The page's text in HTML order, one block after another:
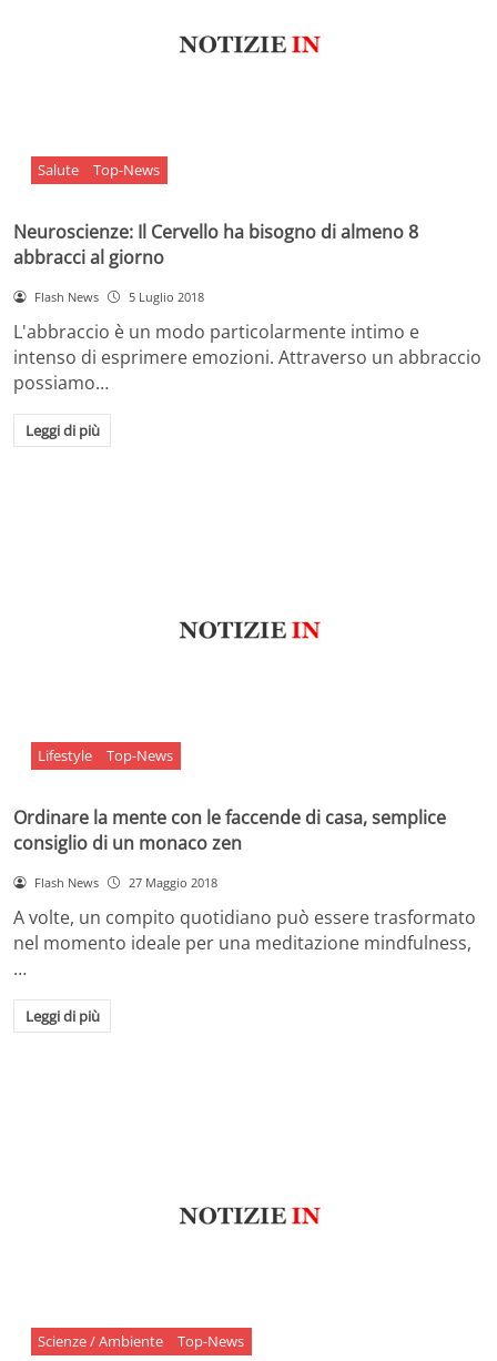
Salute Top-News
Neuroscienze: Il Cervello ha bisogno di almeno 8
abbracci al giorno
Flash News 5 Luglio 2018
L'abbraccio è un modo particolarmente intimo e
intenso di esprimere emozioni. Attraverso un abbraccio
possiamo…
Leggi di più
Lifestyle Top-News
Ordinare la mente con le faccende di casa, semplice
consiglio di un monaco zen
Flash News 27 Maggio 2018
A volte, un compito quotidiano può essere trasformato
nel momento ideale per una meditazione mindfulness,
…
Leggi di più
Scienze / Ambiente Top-News